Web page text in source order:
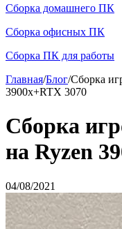
Сборка домашнего ПК
Сборка офисных ПК
Сборка ПК для работы
Главная/Блог/Сборка
3900x+RTX 3070
Сборка
на Ryzen
04/08/2021